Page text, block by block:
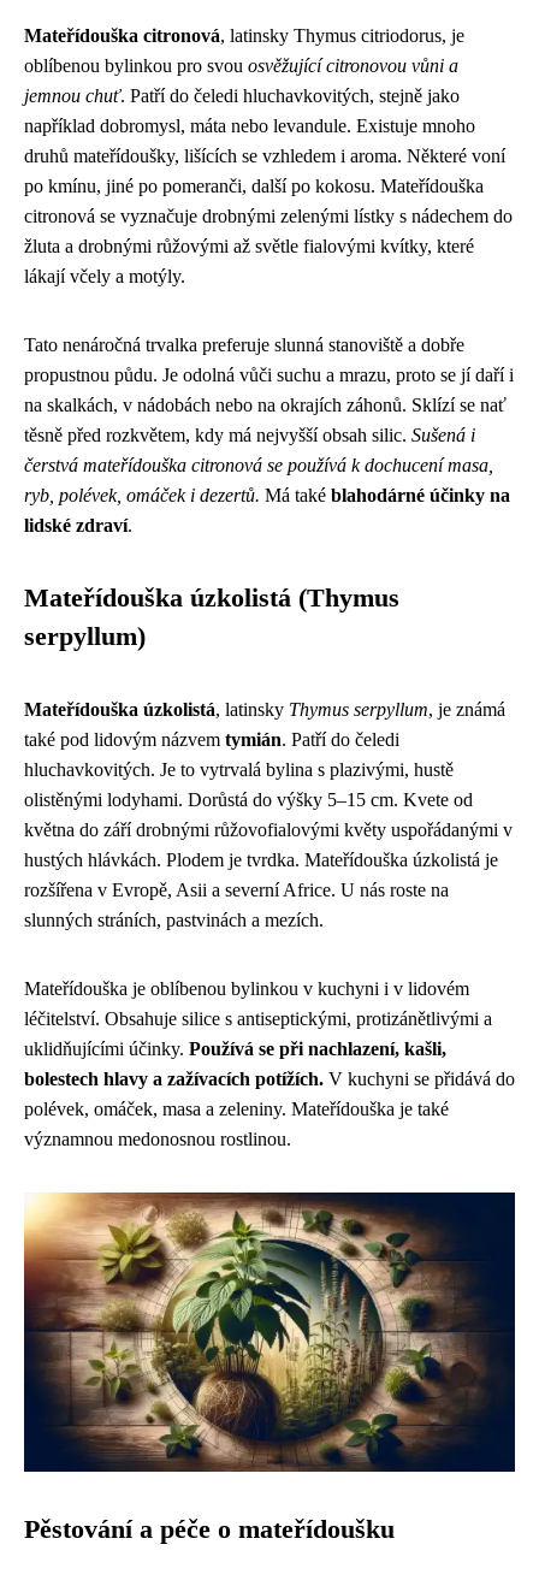
Mateřídouška citronová, latinsky Thymus citriodorus, je
oblíbenou bylinkou pro svou osvěžující citronovou vůni a
jemnou chuť. Patří do čeledi hluchavkovitých, stejně jako
například dobromysl, máta nebo levandule. Existuje mnoho
druhů mateřídoušky, lišících se vzhledem i aroma. Některé voní
po kmínu, jiné po pomeranči, další po kokosu. Mateřídouška
citronová se vyznačuje drobnými zelenými lístky s nádechem do
žluta a drobnými růžovými až světle fialovými kvítky, které
lákají včely a motýly.
Tato nenáročná trvalka preferuje slunná stanoviště a dobře
propustnou půdu. Je odolná vůči suchu a mrazu, proto se jí daří i
na skalkách, v nádobách nebo na okrajích záhonů. Sklízí se nať
těsně před rozkvětem, kdy má nejvyšší obsah silic. Sušená i
čerstvá mateřídouška citronová se používá k dochucení masa,
ryb, polévek, omáček i dezertů. Má také blahodárné účinky na
lidské zdraví.
Mateřídouška úzkolistá (Thymus
serpyllum)
Mateřídouška úzkolistá, latinsky Thymus serpyllum, je známá
také pod lidovým názvem tymián. Patří do čeledi
hluchavkovitých. Je to vytrvalá bylina s plazivými, hustě
olistěnými lodyhami. Dorůstá do výšky 5–15 cm. Kvete od
května do září drobnými růžovofialovými květy uspořádanými v
hustých hlávkách. Plodem je tvrdka. Mateřídouška úzkolistá je
rozšířena v Evropě, Asii a severní Africe. U nás roste na
slunných stráních, pastvinách a mezích.
Mateřídouška je oblíbenou bylinkou v kuchyni i v lidovém
léčitelství. Obsahuje silice s antiseptickými, protizánětlivými a
uklidňujícími účinky. Používá se při nachlazení, kašli,
bolestech hlavy a zažívacích potížích. V kuchyni se přidává do
polévek, omáček, masa a zeleniny. Mateřídouška je také
významnou medonosnou rostlinou.
Pěstování a péče o mateřídoušku